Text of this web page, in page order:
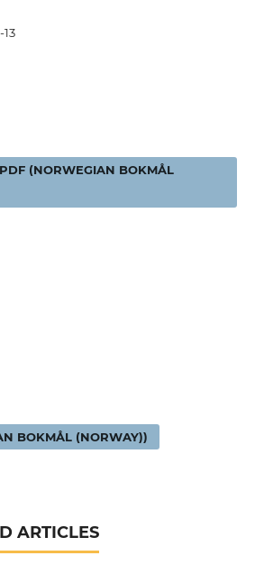
(NORWEGIAN BOKMÅL
BOKMÅL (NORWAY))
ARTICLES